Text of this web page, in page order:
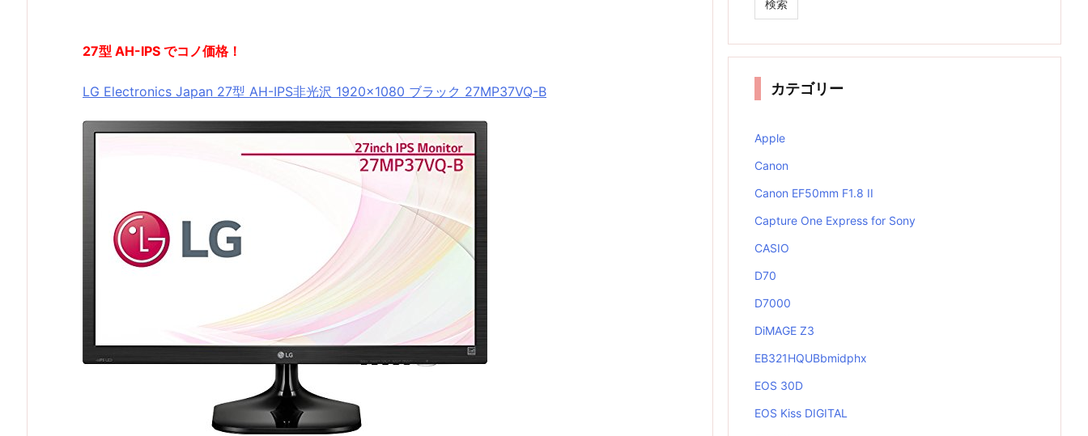
27型 AH-IPS でコノ価格！
LG Electronics Japan 27型 AH-IPS非光沢 1920×1080 ブラック 27MP37VQ-B カテゴリー
Apple
Canon
Canon EF50mm F1.8 II
Capture One Express for Sony
CASIO
D70
D7000
DiMAGE Z3
EB321HQUBbmidphx
EOS 30D
EOS Kiss DIGITAL